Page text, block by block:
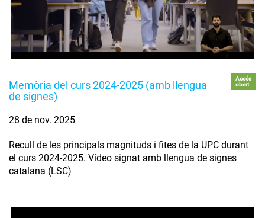
Memòria del curs 2024-2025 (amb llengua
de signes)
Accés
obert
28 de nov. 2025
Recull de les principals magnituds i fites de la UPC durant
el curs 2024-2025. Vídeo signat amb llengua de signes
catalana (LSC)